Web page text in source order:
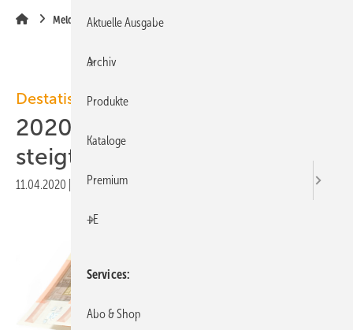
Meldungen
Destatis
2020-02: Baupreisindex
steigt um 3,4 %
11.04.2020 Druckvorschau
Aktuelle Ausgabe
Archiv
Produkte
Kataloge
Premium
+E
Services
Abo & Shop